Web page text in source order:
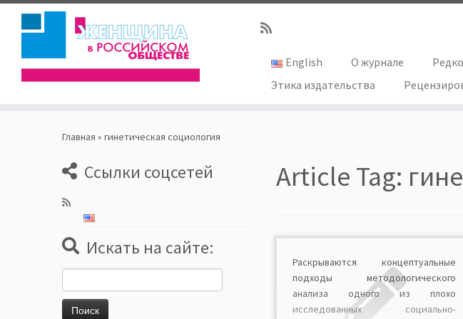
English О журнале
Этика издательства
Главная » гинетическая социология
Ссылки соцсетей
Искать на сайте:
Article Tag:
Раскрываются концептуальные
подходы методологического
анализа одного из плохо
исследованных социально-